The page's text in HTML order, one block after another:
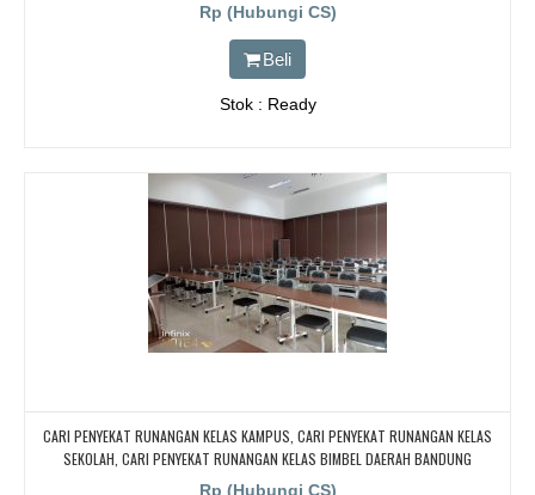
Rp (Hubungi CS)
Beli
Stok : Ready
CARI PENYEKAT RUNANGAN KELAS KAMPUS, CARI PENYEKAT RUNANGAN KELAS
SEKOLAH, CARI PENYEKAT RUNANGAN KELAS BIMBEL DAERAH BANDUNG
Rp (Hubungi CS)